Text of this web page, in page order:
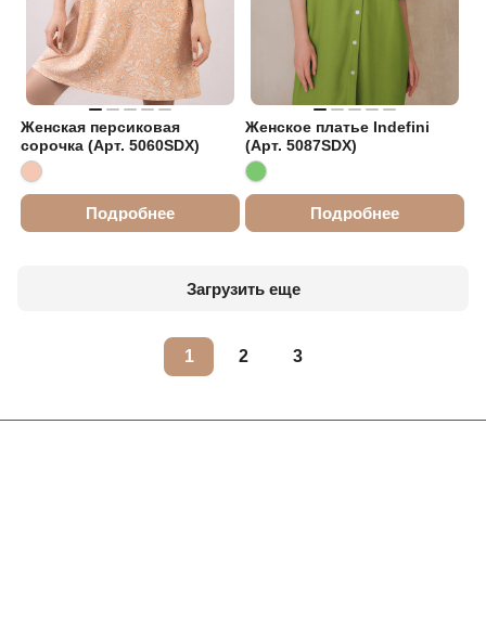
Женская персиковая
сорочка (Арт. 5060SDX)
Подробнее
Женское платье Indefini
(Арт. 5087SDX)
Подробнее
Загрузить еще
1 2 3